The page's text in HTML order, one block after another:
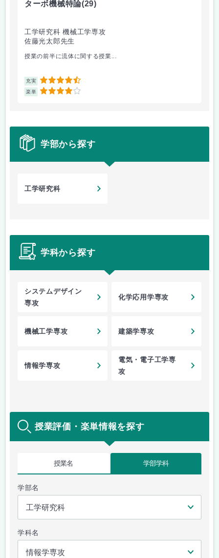
ターボ機械特論(29)
工学研究科 機械工学専攻
佐藤光太郎先生
授業の前半に流体に関する授業...
充実 4.5
楽単 4
学部から探す
工学研究科
学科から探す
システムデザイン
専攻
化学応用学専攻
機械工学専攻 建築学専攻
情報学専攻
電気・電子工学専
攻
授業評価・楽単情報を探す
授業名 学部学科
学部名
学科名